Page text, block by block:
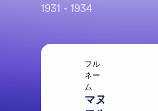
1931 - 1934
フル
ネー
ム
マヌ